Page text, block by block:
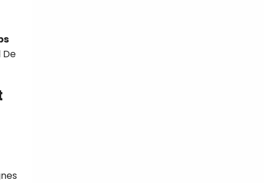
De